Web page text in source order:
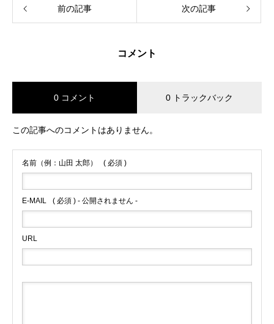
前の記事 次の記事
コメント
0 コメント 0 トラックバック
この記事へのコメントはありません。
名前（例：山田 太郎） ( 必須 )
E-MAIL ( 必須 ) - 公開されません -
URL